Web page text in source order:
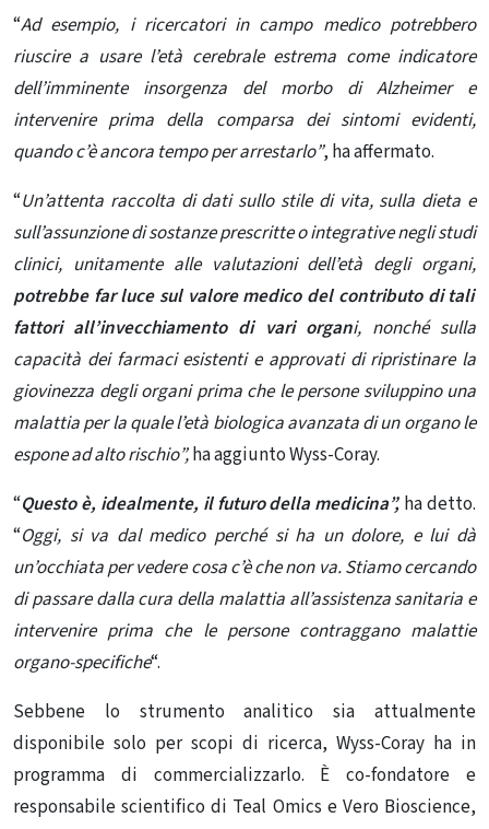
“Ad esempio, i ricercatori in campo medico potrebbero
riuscire a usare l’età cerebrale estrema come indicatore
dell’imminente insorgenza del morbo di Alzheimer e
intervenire prima della comparsa dei sintomi evidenti,
quando c’è ancora tempo per arrestarlo”, ha affermato.
“Un’attenta raccolta di dati sullo stile di vita, sulla dieta e
sull’assunzione di sostanze prescritte o integrative negli studi
clinici, unitamente alle valutazioni dell’età degli organi,
potrebbe far luce sul valore medico del contributo di tali
fattori all’invecchiamento di vari organi, nonché sulla
capacità dei farmaci esistenti e approvati di ripristinare la
giovinezza degli organi prima che le persone sviluppino una
malattia per la quale l’età biologica avanzata di un organo le
espone ad alto rischio”,ha aggiunto Wyss-Coray.
“Questo è, idealmente, il futuro della medicina”, ha detto.
“Oggi, si va dal medico perché si ha un dolore, e lui dà
un’occhiata per vedere cosa c’è che non va. Stiamo cercando
di passare dalla cura della malattia all’assistenza sanitaria e
intervenire prima che le persone contraggano malattie
organo-specifiche“.
Sebbene lo strumento analitico sia attualmente
disponibile solo per scopi di ricerca, Wyss-Coray ha in
programma di commercializzarlo. È co-fondatore e
responsabile scientifico di Teal Omics e Vero Bioscience,